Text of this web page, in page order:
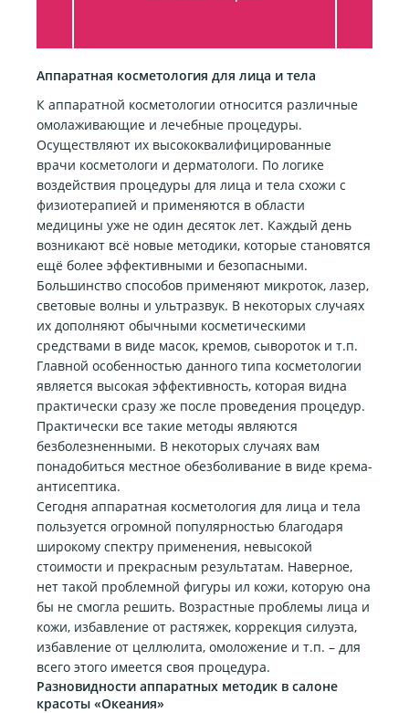
Аппаратная косметология для лица и тела
К аппаратной косметологии относится различные
омолаживающие и лечебные процедуры.
Осуществляют их высококвалифицированные
врачи косметологи и дерматологи. По логике
воздействия процедуры для лица и тела схожи с
физиотерапией и применяются в области
медицины уже не один десяток лет. Каждый день
возникают всё новые методики, которые становятся
ещё более эффективными и безопасными.
Большинство способов применяют микроток, лазер,
световые волны и ультразвук. В некоторых случаях
их дополняют обычными косметическими
средствами в виде масок, кремов, сывороток и т.п.
Главной особенностью данного типа косметологии
является высокая эффективность, которая видна
практически сразу же после проведения процедур.
Практически все такие методы являются
безболезненными. В некоторых случаях вам
понадобиться местное обезболивание в виде крема-
антисептика.
Сегодня аппаратная косметология для лица и тела
пользуется огромной популярностью благодаря
широкому спектру применения, невысокой
стоимости и прекрасным результатам. Наверное,
нет такой проблемной фигуры ил кожи, которую она
бы не смогла решить. Возрастные проблемы лица и
кожи, избавление от растяжек, коррекция силуэта,
избавление от целлюлита, омоложение и т.п. – для
всего этого имеется своя процедура.
Разновидности аппаратных методик в салоне
красоты «Океания»